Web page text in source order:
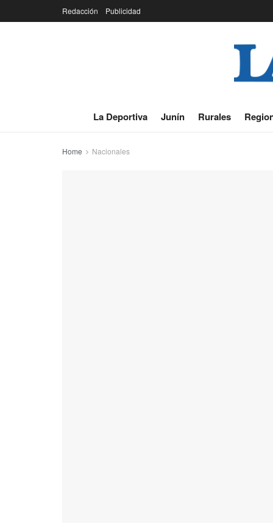
Redacción Publicidad
La Deportiva Junín Rurales
Home Nacionales